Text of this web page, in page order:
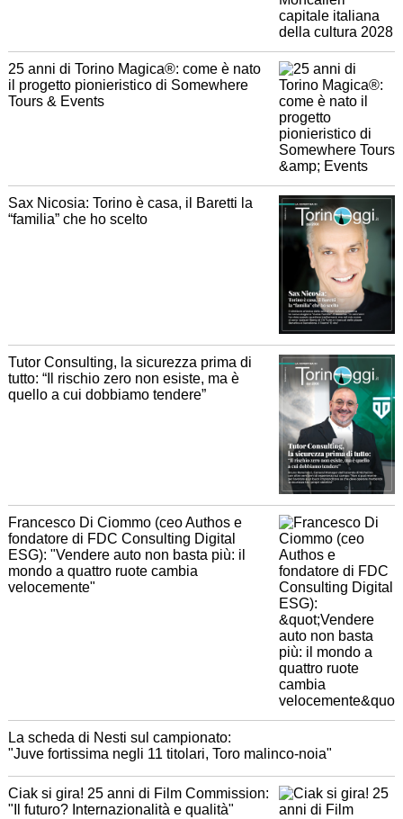
25 anni di Torino Magica®: come è nato
il progetto pionieristico di Somewhere
Tours & Events
Sax Nicosia: Torino è casa, il Baretti la
“familia” che ho scelto
Tutor Consulting, la sicurezza prima di
tutto: “Il rischio zero non esiste, ma è
quello a cui dobbiamo tendere”
Francesco Di Ciommo (ceo Authos e
fondatore di FDC Consulting Digital
ESG): "Vendere auto non basta più: il
mondo a quattro ruote cambia
velocemente"
La scheda di Nesti sul campionato:
"Juve fortissima negli 11 titolari, Toro malinco-noia"
Ciak si gira! 25 anni di Film Commission:
"Il futuro? Internazionalità e qualità"